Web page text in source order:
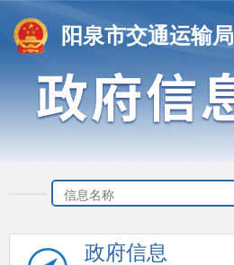
阳泉市交通运输局
政府信息